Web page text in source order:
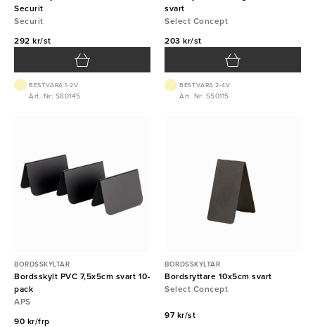
Securit
Securit
292 kr/st
BEST.VARA 1-2V
Art. Nr: S80145
svart
Select Concept
203 kr/st
BEST.VARA 2-4V
Art. Nr: S50115
BORDSSKYLTAR
Bordsskylt PVC 7,5x5cm svart 10-
pack
APS
90 kr/frp
BORDSSKYLTAR
Bordsryttare 10x5cm svart
Select Concept
97 kr/st